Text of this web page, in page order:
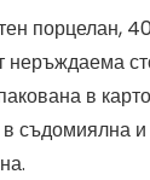
порцелан,
неръждаема
в
съдомиялна и